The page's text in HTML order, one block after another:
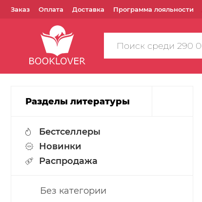
Заказ Оплата Доставка Программа лояльности
Поиск
по
Разделы литературы
Бестселлеры
Новинки
Распродажа
Без категории